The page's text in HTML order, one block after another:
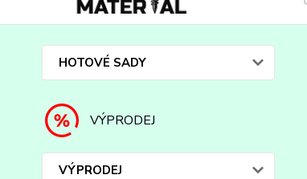
HOTOVÉ SADY
VÝPRODEJ
VÝPRODEJ